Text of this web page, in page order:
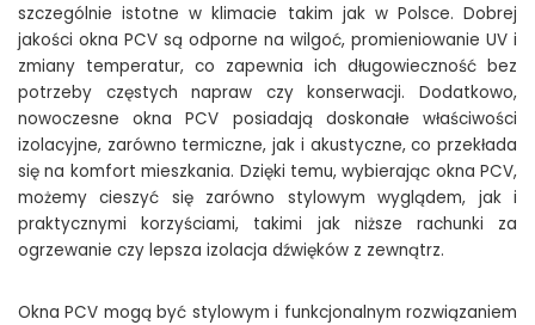
szczególnie istotne w klimacie takim jak w Polsce. Dobrej
jakości okna PCV są odporne na wilgoć, promieniowanie UV i
zmiany temperatur, co zapewnia ich długowieczność bez
potrzeby częstych napraw czy konserwacji. Dodatkowo,
nowoczesne okna PCV posiadają doskonałe właściwości
izolacyjne, zarówno termiczne, jak i akustyczne, co przekłada
się na komfort mieszkania. Dzięki temu, wybierając okna PCV,
możemy cieszyć się zarówno stylowym wyglądem, jak i
praktycznymi korzyściami, takimi jak niższe rachunki za
ogrzewanie czy lepsza izolacja dźwięków z zewnątrz.
Okna PCV mogą być stylowym i funkcjonalnym rozwiązaniem